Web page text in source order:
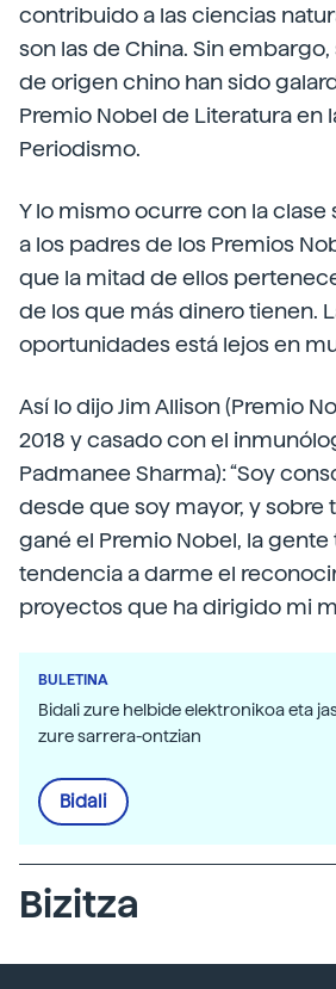
contribuido a las ciencias
son las de China. Sin
de origen chino han sido
Premio Nobel de Literatura en
Periodismo.
Y lo mismo ocurre con la clase
a los padres de los Premios
que la mitad de ellos
de los que más dinero tienen.
oportunidades está lejos en
Así lo dijo Jim Allison (Premio
2018 y casado con el
Padmanee Sharma): “Soy
desde que soy mayor, y sobre
gané el Premio Nobel, la gente
tendencia a darme el
proyectos que ha dirigido mi
BULETINA
Bidali zure helbide elektronikoa eta
zure sarrera-ontzian
Bidali
Bizitza